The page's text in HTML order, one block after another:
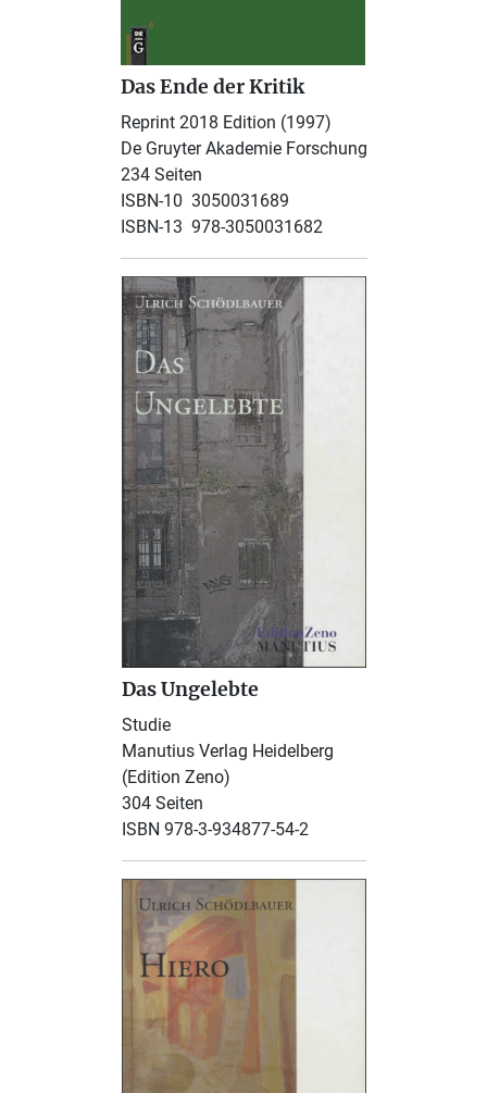
Das Ende der Kritik
Reprint 2018 Edition (1997)
De Gruyter Akademie Forschung
234 Seiten
ISBN-10 ‎ 3050031689
ISBN-13 ‎ 978-3050031682
Das Ungelebte
Studie
Manutius Verlag Heidelberg
(Edition Zeno)
304 Seiten
ISBN 978-3-934877-54-2